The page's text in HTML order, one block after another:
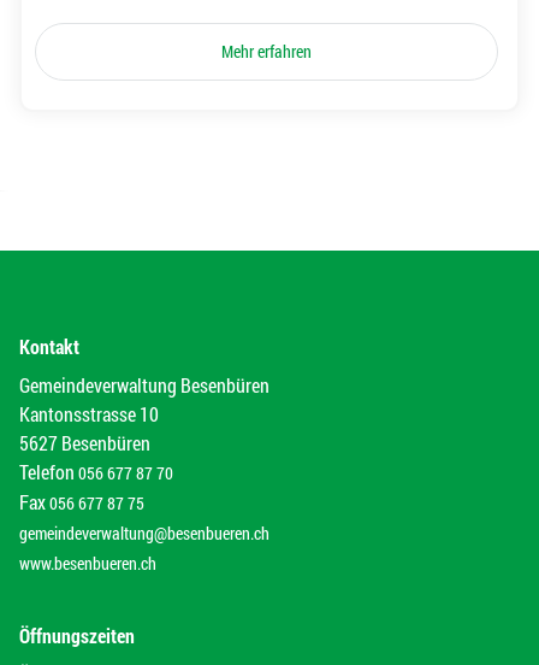
Mehr erfahren
Kontakt
Gemeindeverwaltung Besenbüren
Kantonsstrasse 10
5627 Besenbüren
Telefon 056 677 87 70
Fax056 677 87 75
gemeindeverwaltung@besenbueren.ch
www.besenbueren.ch
Öffnungszeiten